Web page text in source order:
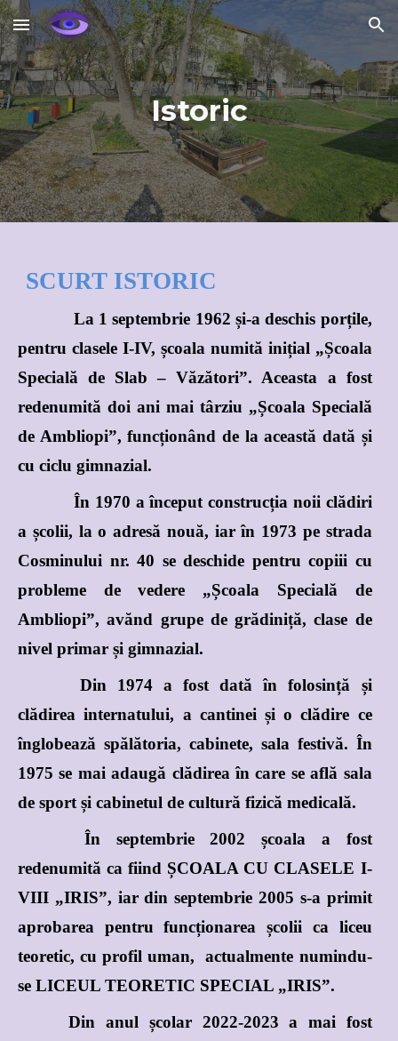
Skip to main content Skip to navigation
Istoric
SCURT ISTORIC
La 1 septembrie 1962 și-a deschis porțile,
pentru clasele I-IV, școala numită inițial „Școala
Specială de Slab – Văzători”. Aceasta a fost
redenumită doi ani mai târziu „Școala Specială
de Ambliopi”, funcționând de la această dată și
cu ciclu gimnazial.
În 1970 a început construcția noii clădiri
a școlii, la o adresă nouă, iar în 1973 pe strada
Cosminului nr. 40 se deschide pentru copiii cu
probleme de vedere „Școala Specială de
Ambliopi”, avănd grupe de grădiniță, clase de
nivel primar și gimnazial.
Din 1974 a fost dată în folosință și
clădirea internatului, a cantinei și o clădire ce
înglobează spălătoria, cabinete, sala festivă. În
1975 se mai adaugă clădirea în care se află sala
de sport și cabinetul de cultură fizică medicală.
În septembrie 2002 școala a fost
redenumită ca fiind ȘCOALA CU CLASELE I-
VIII „IRIS”, iar din septembrie 2005 s-a primit
aprobarea pentru funcționarea școlii ca liceu
teoretic, cu profil uman, actualmente numindu-
se LICEUL TEORETIC SPECIAL „IRIS”.
Din anul școlar 2022-2023 a mai fost